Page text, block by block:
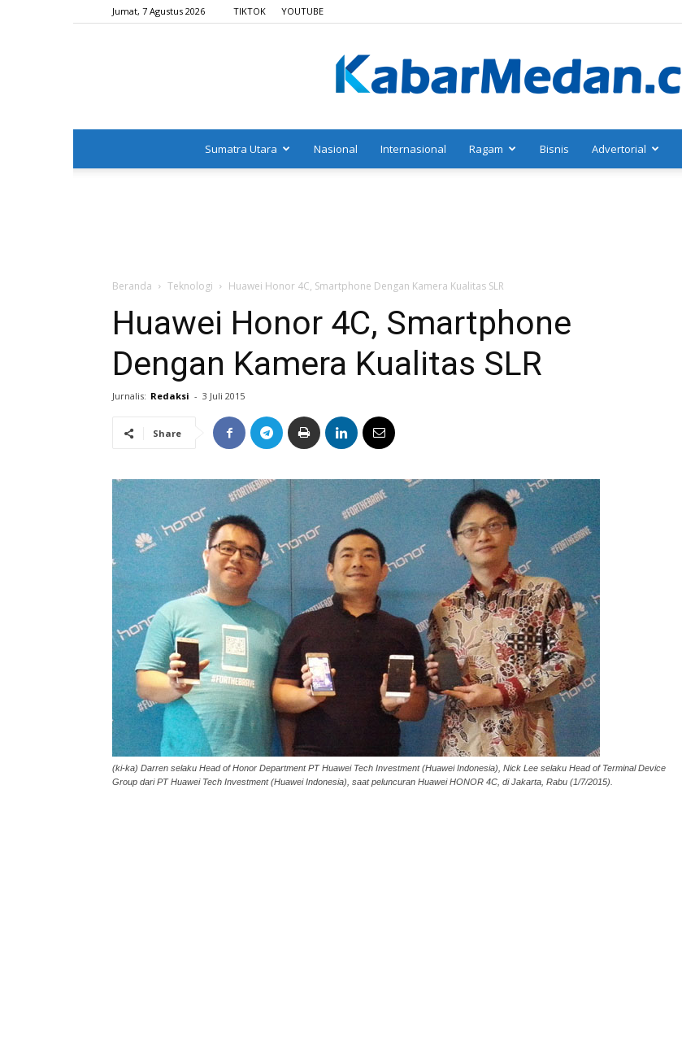
Jumat, 7 Agustus 2026 TIKTOK YOUTUBE
Sumatra Utara Nasional Internasional Ragam Bisnis Advertorial
Beranda Teknologi Huawei Honor 4C, Smartphone Dengan Kamera Kualitas SLR
Huawei Honor 4C, Smartphone
Dengan Kamera Kualitas SLR
Jurnalis: Redaksi - 3 Juli 2015
Share
(ki-ka) Darren selaku Head of Honor Department PT Huawei Tech Investment (Huawei Indonesia), Nick Lee selaku Head of Terminal Device
Group dari PT Huawei Tech Investment (Huawei Indonesia), saat peluncuran Huawei HONOR 4C, di Jakarta, Rabu (1/7/2015).